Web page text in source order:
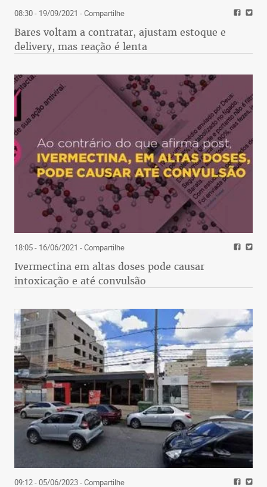
08:30 - 19/09/2021 - Compartilhe
Bares voltam a contratar, ajustam estoque e
delivery, mas reação é lenta
18:05 - 16/06/2021 - Compartilhe
Ivermectina em altas doses pode causar
intoxicação e até convulsão
09:12 - 05/06/2023- Compartilhe